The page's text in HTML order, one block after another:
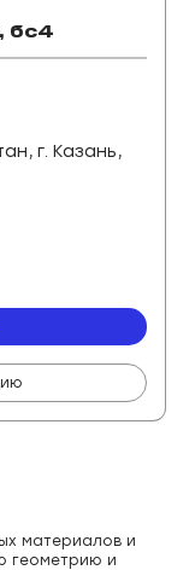
бс3, бс4
г. Казань,
материалов и
геометрию и